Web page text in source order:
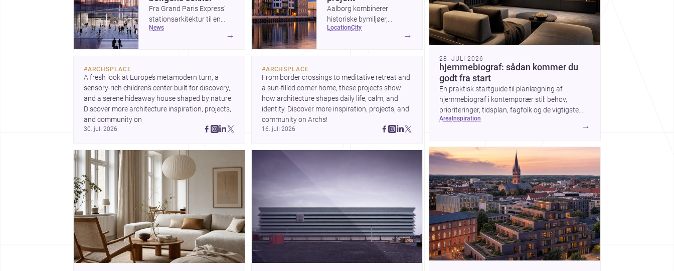
Fra Grand Paris Express’
stationsarkitektur til en
række projekter, der
kan forme byer og forfine
detaljer. Samtidig peger The
Plinth House / Cambra
Buró på, hvordan et klart
greb om fundament,
proportion og materialitet
karakter.
news
→
#ARCHSPLACE
A fresh look at Europe’s metamodern turn, a
sensory-rich children’s center built for discovery,
and a serene hideaway house shaped by nature.
Discover more architecture inspiration, projects,
30. juli 2026
Aalborg kombinerer
historiske bymiljøer,
markante nybyggerier og
designe i Nordjylland.
location city
→
#ARCHSPLACE
From border crossings to meditative retreat and
a sun-filled corner home, these projects show
how architecture shapes daily life, calm, and
identity. Discover more inspiration, projects, and
community on Archs!
16. juli 2026
28. JULI 2026
hjemmebiograf: sådan kommer du
godt fra start
En praktisk startguide til planlægning af
hjemmebiograf i kontemporær stil: behov,
prioriteringer, tidsplan, fagfolk og de vigtigste
valg før arbejdet går i gang.
area inspiration
→